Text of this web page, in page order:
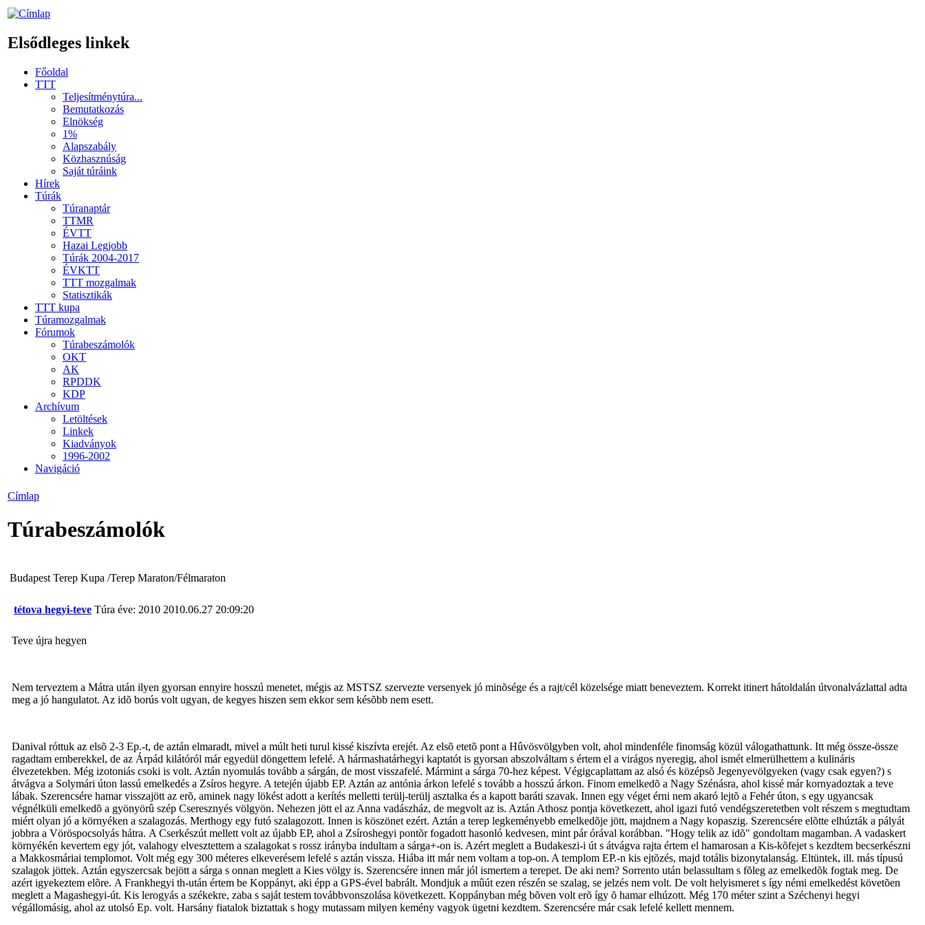
Elsődleges linkek
Főoldal
TTT
Teljesítménytúra...
Bemutatkozás
Elnökség
1%
Alapszabály
Közhasznúság
Saját túráink
Hírek
Túrák
Túranaptár
TTMR
ÉVTT
Hazai Legjobb
Túrák 2004-2017
ÉVKTT
TTT mozgalmak
Statisztikák
TTT kupa
Túramozgalmak
Fórumok
Túrabeszámolók
OKT
AK
RPDDK
KDP
Archívum
Letöltések
Linkek
Kiadványok
1996-2002
Navigáció
Címlap
Túrabeszámolók
Budapest Terep Kupa /Terep Maraton/Félmaraton
tétova hegyi-teve Túra éve: 2010 2010.06.27 20:09:20
Teve újra hegyen
Nem terveztem a Mátra után ilyen gyorsan ennyire hosszú menetet, mégis az MSTSZ szervezte versenyek jó minõsége és a rajt/cél közelsége miatt beneveztem. Korrekt itinert hátoldalán útvonalvázlattal adta
meg a jó hangulatot. Az idõ borús volt ugyan, de kegyes hiszen sem ekkor sem késõbb nem esett.
Danival róttuk az elsõ 2-3 Ep.-t, de aztán elmaradt, mivel a múlt heti turul kissé kiszívta erejét. Az elsõ etetõ pont a Hûvösvölgyben volt, ahol mindenféle finomság közül válogathattunk. Itt még össze-össze
ragadtam emberekkel, de az Árpád kilátóról már egyedül döngettem lefelé. A hármashatárhegyi kaptatót is gyorsan abszolváltam s értem el a virágos nyeregig, ahol ismét elmerülhettem a kulináris
élvezetekben. Még izotoniás csoki is volt. Aztán nyomulás tovább a sárgán, de most visszafelé. Mármint a sárga 70-hez képest. Végigcaplattam az alsó és középsõ Jegenyevölgyeken (vagy csak egyen?) s
átvágva a Solymári úton lassú emelkedés a Zsíros hegyre. A tetején újabb EP. Aztán az antónia árkon lefelé s tovább a hosszú árkon. Finom emelkedõ a Nagy Szénásra, ahol kissé már kornyadoztak a teve
lábak. Szerencsére hamar visszajött az erõ, aminek nagy lökést adott a kerítés melletti terülj-terülj asztalka és a kapott baráti szavak. Innen egy véget érni nem akaró lejtõ a Fehér úton, s egy ugyancsak
végnélküli emelkedõ a gyönyörû szép Cseresznyés völgyön. Nehezen jött el az Anna vadászház, de megvolt az is. Aztán Athosz pontja következett, ahol igazi futó vendégszeretetben volt részem s megtudtam
miért olyan jó a környéken a szalagozás. Merthogy egy futó szalagozott. Innen is köszönet ezért. Aztán a terep legkeményebb emelkedõje jött, majdnem a Nagy kopaszig. Szerencsére elõtte elhúzták a pályát
jobbra a Vöröspocsolyás hátra. A Cserkészút mellett volt az újabb EP, ahol a Zsíroshegyi pontõr fogadott hasonló kedvesen, mint pár órával korábban. "Hogy telik az idõ" gondoltam magamban. A vadaskert
környékén kevertem egy jót, valahogy elvesztettem a szalagokat s rossz irányba indultam a sárga+-on is. Azért meglett a Budakeszi-i út s átvágva rajta értem el hamarosan a Kis-kõfejet s kezdtem becserkészni
a Makkosmáriai templomot. Volt még egy 300 méteres elkeverésem lefelé s aztán vissza. Hiába itt már nem voltam a top-on. A templom EP.-n kis ejtõzés, majd totális bizonytalanság. Eltüntek, ill. más típusú
szalagok jöttek. Aztán egyszercsak bejött a sárga s onnan meglett a Kies völgy is. Szerencsére innen már jól ismertem a terepet. De aki nem? Sorrento után belassultam s fõleg az emelkedõk fogtak meg. De
azért igyekeztem elõre. A Frankhegyi th-után értem be Koppányt, aki épp a GPS-ével babrált. Mondjuk a mûút ezen részén se szalag, se jelzés nem volt. De volt helyismeret s így némi emelkedést követõen
meglett a Magashegyi-út. Kis lerogyás a székekre, zaba s saját testem továbbvonszolása következett. Koppányban még bõven volt erõ így õ hamar elhúzott. Még 170 méter szint a Széchenyi hegyi
végállomásig, ahol az utolsó Ep. volt. Harsány fiatalok biztattak s hogy mutassam milyen kemény vagyok ügetni kezdtem. Szerencsére már csak lefelé kellett mennem.